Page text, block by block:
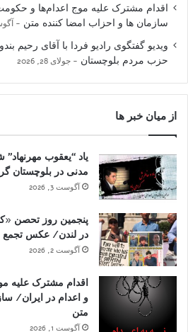
اقدام مشترک علیه موج اعدام‌ها و
سازمان ها و احزاب امضا کننده متن
آگوست
ویدیو گفتگوی رادیو فردا با آقای رحیم
حزب مردم بلوچستان
جولای 28, 2026
از میان خبر ها
یاد “یعقوب
مدنی در بلوچستان
آگوست 3, 2026
پنجمین روز تحصن
در لندن/ عکس تجمع
آگوست 2, 2026
اقدام مشترک علیه
و اعدام در ایران/
متن
آگوست 1, 2026